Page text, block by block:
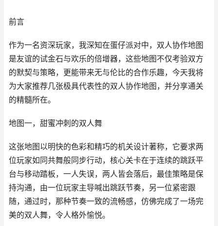
前言
作为一名资深玩家，我深知在蛋仔派对中，双人协作地图
是友谊的试金石与欢乐的倍增器，这些地图不仅考验双方
的默契与策略，更能带来无与伦比的合作乐趣，今天我将
为大家推荐几张极具代表性的双人协作地图，并分享通关
的精髓所在。
地图一，甜蜜冲刺的双人舞
这张地图以明快的色彩和精巧的机关设计著称，它要求两
位玩家如同共舞般同步行动，核心关卡在于连续的跳跃平
台与移动踏板，一人失误，两人皆会落后，最佳策略是保
持沟通，由一位玩家主导喊出跳跃节奏，另一位紧密跟
随，通过时，那种节奏一致的流畅感，仿佛完成了一场完
美的双人舞，令人格外愉悦。